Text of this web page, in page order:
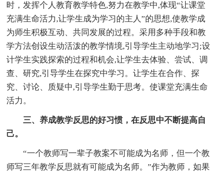
时，发挥个人教育教学特色,努力在教学中,体现“让课堂
充满生命活力,让学生成为学习的主人”的思想,使教学成
为师生积极互动、共同发展的过程。采用多种手段和教
学方法创设生动活泼的教学情境,引导学生主动地学习;设
计学生实践探索的过程和机会,让学生去体验、尝试、调
查、研究,引导学生在探究中学习。让学生在合作、探
究、讨论、质疑中,引导学生勤于思考。使课堂充满生命
活力。
三、养成教学反思的好习惯，在反思中不断提高自
己。
“一个教师写一辈子教案不可能成为名师，但一个教
师写三年教学反思就有可能成为名师。”作为教师，如果